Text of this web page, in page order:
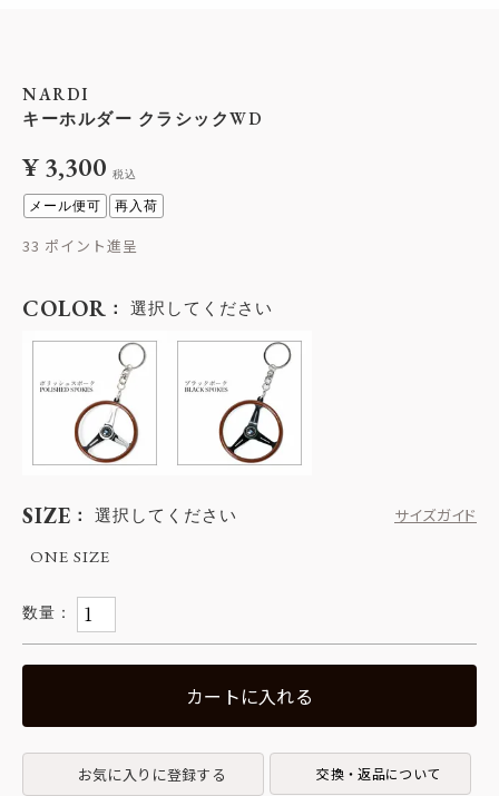
NARDI
キーホルダー クラシックWD
¥3,300 税込
メール便可 再入荷
33
SIZE 選択してください
サイズガイド
ONE SIZE
COLOR 選択してください
カートに入れる
お気に入りに登録する 交換・返品について